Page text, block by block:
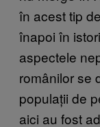
în acest tip
înapoi în
aspectele
românilor se
populații de
aici au fost